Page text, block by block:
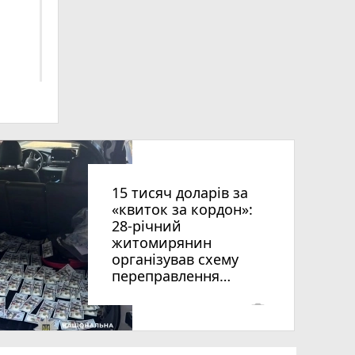
15 тисяч доларів за
«квиток за кордон»:
28-річний
житомирянин
організував схему
переправлення
віку за межі країни
photo_camera